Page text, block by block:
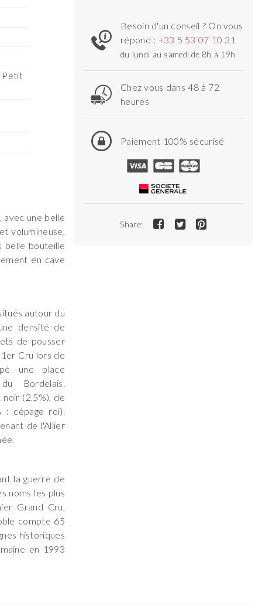
Besoin d'un conseil ? On vous
répond : +33 5 53 07 10 31
du lundi au samedi de 8h à 19h
Chez vous dans 48 à 72
heures
Paiement 100% sécurisé
Share:
Petit
avec une belle
volumineuse,
belle bouteille
en cave
autour du
densité de
de pousser
Cru lors de
une place
Bordelais.
(2.5%), de
: cépage roi).
de l'Allier
la guerre de
noms les plus
Grand Cru,
compte 65
historiques
en 1993